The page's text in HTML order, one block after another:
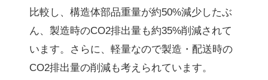
比較し、構造体部品重量が約50%減少したぶ
ん、製造時のCO2排出量も約35%削減されて
います。さらに、軽量なので製造・配送時の
CO2排出量の削減も考えられています。